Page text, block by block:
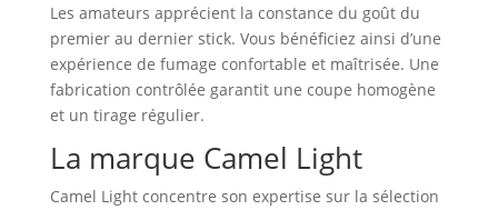
Les amateurs apprécient la constance du goût du
premier au dernier stick. Vous bénéficiez ainsi d’une
expérience de fumage confortable et maîtrisée. Une
fabrication contrôlée garantit une coupe homogène
et un tirage régulier.
La marque Camel Light
Camel Light concentre son expertise sur la sélection